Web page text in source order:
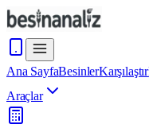
Ana SayfaBesinlerKarşılaştır
Araçlar